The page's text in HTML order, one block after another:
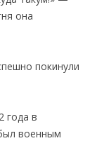
она
покинули
года в
военным